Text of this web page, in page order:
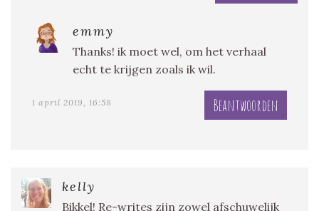
emmy
Thanks! ik moet wel, om het verhaal
echt te krijgen zoals ik wil.
1 april 2019, 16:58 Beantwoorden
kelly
Bikkel! Re-writes zijn zowel afschuwelijk